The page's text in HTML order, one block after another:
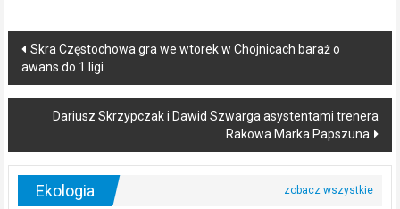
Post
navigation
Skra Częstochowa gra we wtorek w Chojnicach baraż o
awans do 1 ligi
Dariusz Skrzypczak i Dawid Szwarga asystentami trenera
Rakowa Marka Papszuna
Ekologia